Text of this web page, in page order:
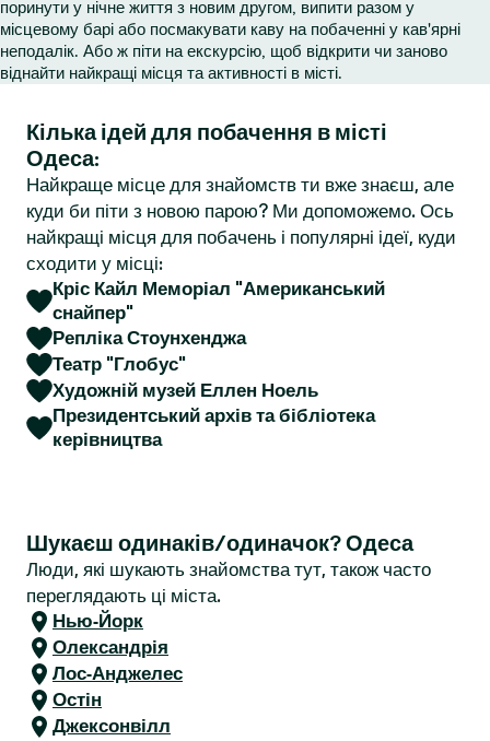
T
i
n
r
поринути у нічне життя з новим другом, випити разом у
місцевому барі або посмакувати каву на побаченні у кав'ярні
неподалік. Або ж піти на екскурсію, щоб відкрити чи заново
віднайти найкращі місця та активності в місті.
Кілька ідей для побачення в місті
Одеса:
Найкраще місце для знайомств ти вже знаєш, але
куди би піти з новою парою? Ми допоможемо. Ось
найкращі місця для побачень і популярні ідеї, куди
сходити у місці:
Кріс Кайл Меморіал "Американський
снайпер"
Репліка Стоунхенджа
Театр "Глобус"
Художній музей Еллен Ноель
Президентський архів та бібліотека
керівництва
Шукаєш одинаків/одиначок? Одеса
Люди, які шукають знайомства тут, також часто
переглядають ці міста.
Нью-Йорк
Олександрія
Лос-Анджелес
Остін
Джексонвілл